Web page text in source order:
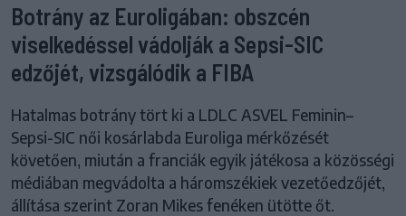
Botrány az Euroligában: obszcén
viselkedéssel vádolják a Sepsi-SIC
edzőjét, vizsgálódik a FIBA
Hatalmas botrány tört ki a LDLC ASVEL Feminin–
Sepsi-SIC női kosárlabda Euroliga mérkőzését
követően, miután a franciák egyik játékosa a közösségi
médiában megvádolta a háromszékiek vezetőedzőjét,
állítása szerint Zoran Mikes fenéken ütötte őt.